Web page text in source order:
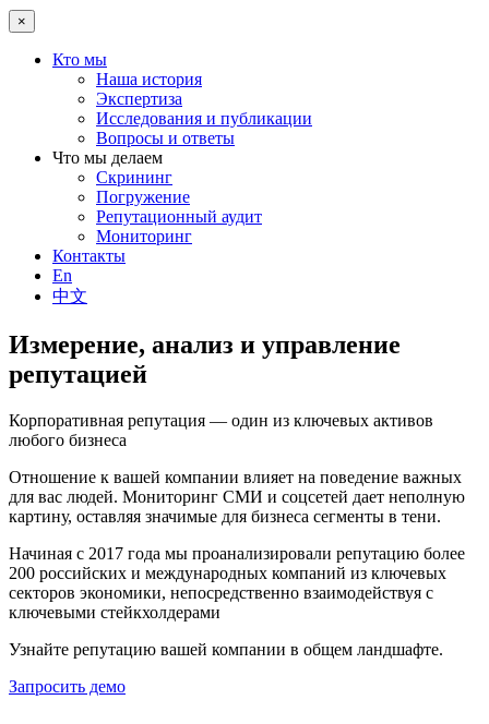
×
Кто мы
Наша история
Экспертиза
Исследования и публикации
Вопросы и ответы
Что мы делаем
Скрининг
Погружение
Репутационный аудит
Мониторинг
Контакты
En
中文
Измерение, анализ и управление
репутацией
Корпоративная репутация — один из ключевых активов
любого бизнеса
Отношение к вашей компании влияет на поведение важных
для вас людей. Мониторинг СМИ и соцсетей дает неполную
картину, оставляя значимые для бизнеса сегменты в тени.
Начиная с 2017 года мы проанализировали репутацию более
200 российских и международных компаний из ключевых
секторов экономики, непосредственно взаимодействуя с
ключевыми стейкхолдерами
Узнайте репутацию вашей компании в общем ландшафте.
Запросить демо